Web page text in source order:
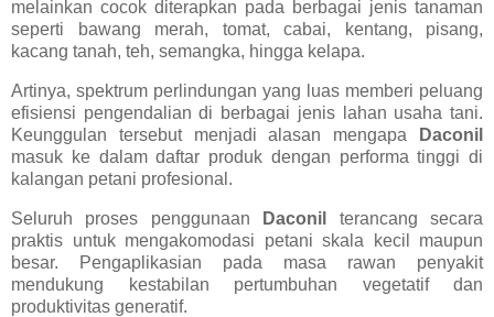
melainkan cocok diterapkan pada berbagai jenis tanaman
seperti bawang merah, tomat, cabai, kentang, pisang,
kacang tanah, teh, semangka, hingga kelapa.
Artinya, spektrum perlindungan yang luas memberi peluang
efisiensi pengendalian di berbagai jenis lahan usaha tani.
Keunggulan tersebut menjadi alasan mengapa
Daconil
masuk ke dalam daftar produk dengan performa tinggi di
kalangan petani profesional.
Seluruh proses penggunaan Daconil terancang secara
praktis untuk mengakomodasi petani skala kecil maupun
besar. Pengaplikasian pada masa rawan penyakit
mendukung kestabilan pertumbuhan vegetatif dan
produktivitas generatif.